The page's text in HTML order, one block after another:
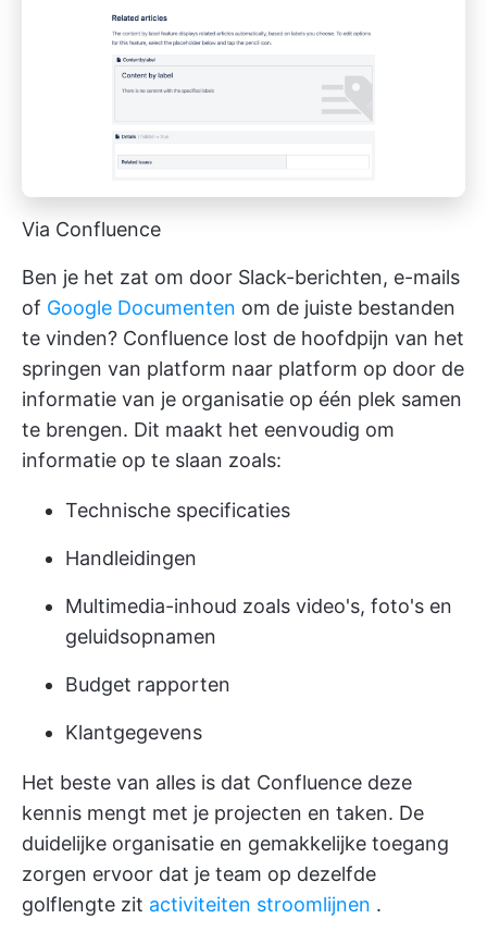
Via Confluence
Ben je het zat om door Slack-berichten, e-mails
of Google Documenten om de juiste bestanden
te vinden? Confluence lost de hoofdpijn van het
springen van platform naar platform op door de
informatie van je organisatie op één plek samen
te brengen. Dit maakt het eenvoudig om
informatie op te slaan zoals:
Technische specificaties
Handleidingen
Multimedia-inhoud zoals video's, foto's en
geluidsopnamen
Budget rapporten
Klantgegevens
Het beste van alles is dat Confluence deze
kennis mengt met je projecten en taken. De
duidelijke organisatie en gemakkelijke toegang
zorgen ervoor dat je team op dezelfde
golflengte zit activiteiten stroomlijnen .